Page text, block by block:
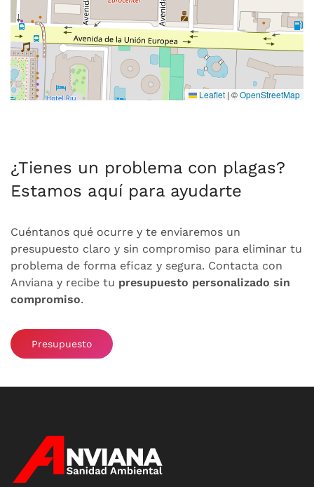
Leaflet | ©OpenStreetMap
¿Tienes un problema con plagas?
Estamos aquí para ayudarte
Cuéntanos qué ocurre y te enviaremos un
presupuesto claro y sin compromiso para eliminar tu
problema de forma eficaz y segura. Contacta con
Anviana y recibe tu presupuesto personalizado sin
compromiso.
Presupuesto